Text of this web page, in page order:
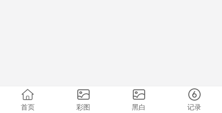
首页 彩图 黑白 记录